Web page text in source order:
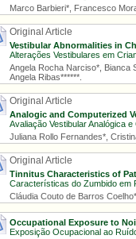
Marco Barbieri*, Francesco
Original Article
Vestibular Abnormalities in
Alterações Vestibulares em
Angela Rocha Narciso*, Bianca
Angela Ribas******.
Original Article
Analogic and Computerized
Avaliação Vestibular Analógica
Juliana Rollo Fernandes*,
Original Article
Tinnitus Characteristics of
Características do Zumbido em
Cláudia Couto de Barros
Occupational Exposure to
Exposição Ocupacional ao